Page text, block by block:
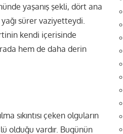
yaşanış şekli, dört ana
sürer vaziyetteydi.
kendi içerisinde
hem de daha derin
sıkıntısı çeken olguların
olduğu vardır. Bugünün